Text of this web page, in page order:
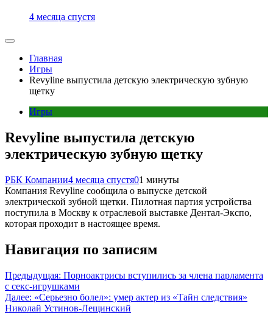
4 месяца спустя
Главная
Игры
Revyline выпустила детскую электрическую зубную
щетку
Игры
Revyline выпустила детскую
электрическую зубную щетку
РБК Компании4 месяца спустя01 минуты
Компания Revyline сообщила о выпуске детской
электрической зубной щетки. Пилотная партия устройства
поступила в Москву к отраслевой выставке Дентал-Экспо,
которая проходит в настоящее время.
Навигация по записям
Предыдущая: Порноактрисы вступились за члена парламента
с секс-игрушками
Далее: «Серьезно болел»: умер актер из «Тайн следствия»
Николай Устинов-Лещинский